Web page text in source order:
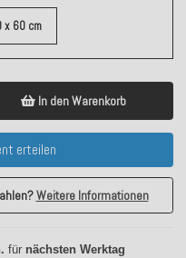
x 60 cm
In den Warenkorb
erteilen
Weitere Informationen
für nächsten Werktag